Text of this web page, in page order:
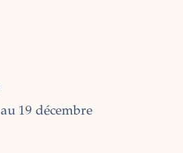
19 décembre